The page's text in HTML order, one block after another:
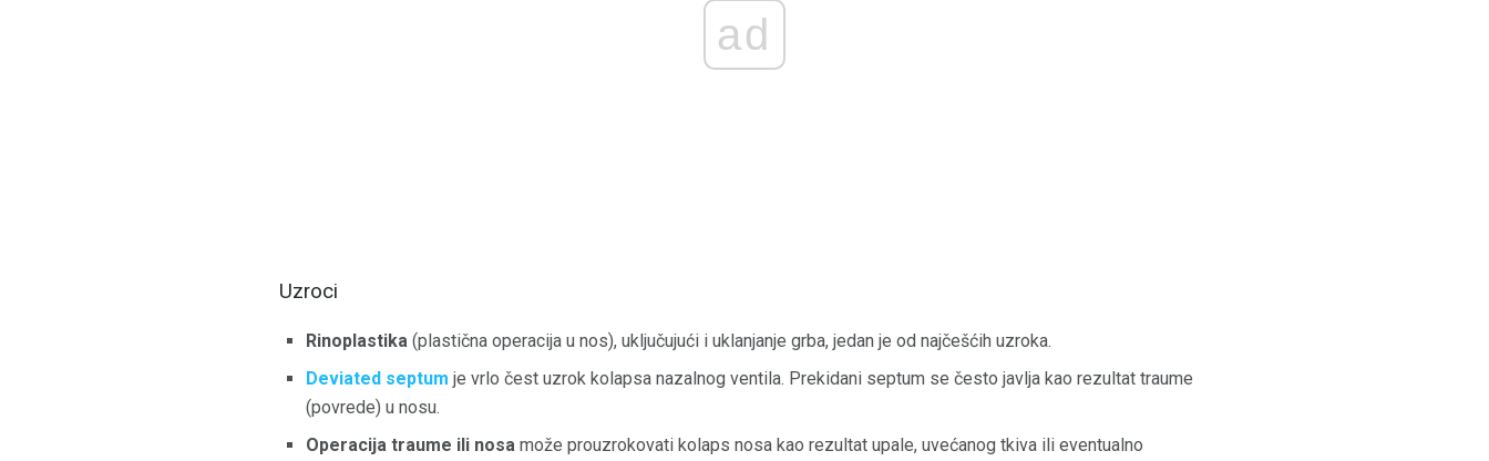
ad
Uzroci
Rinoplastika (plastična operacija u nos), uključujući i uklanjanje grba, jedan je od najčešćih uzroka.
Deviated septum je vrlo čest uzrok kolapsa nazalnog ventila. Prekidani septum se često javlja kao rezultat traume
(povrede) u nosu.
Operacija traume ili nosa može prouzrokovati kolaps nosa kao rezultat upale, uvećanog tkiva ili eventualno